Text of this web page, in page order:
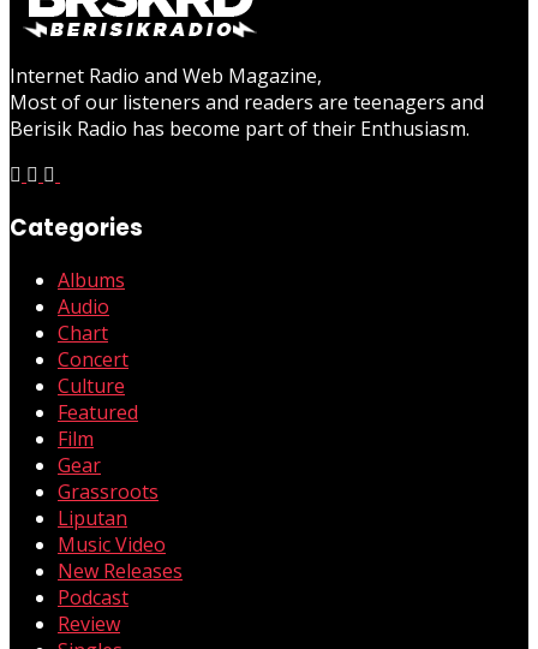
Internet Radio and Web Magazine,
Most of our listeners and readers are teenagers and
Berisik Radio has become part of their Enthusiasm.
Categories
Albums
Audio
Chart
Concert
Culture
Featured
Film
Gear
Grassroots
Liputan
Music Video
New Releases
Podcast
Review